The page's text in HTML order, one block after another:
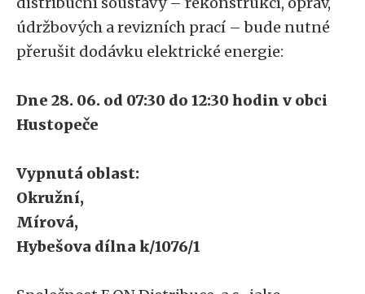
údržbových a revizních prací – bude nutné
přerušit dodávku elektrické energie:
Dne 28. 06. od 07:30 do 12:30 hodin v obci
Hustopeče
Vypnutá oblast:
Okružní,
Mírová,
Hybešova dílna k/1076/1